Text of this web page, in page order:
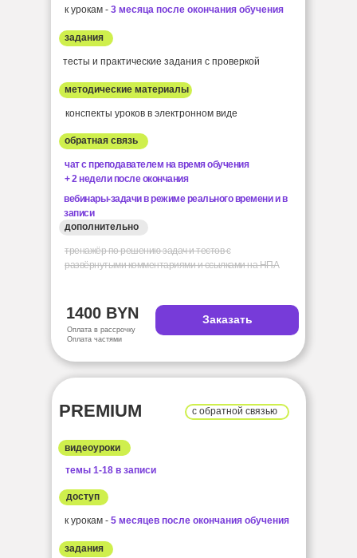
к урокам - 3 месяца после окончания обучения
задания
тесты и практические задания c проверкой
конспекты уроков в электронном виде
методические материалы
обратная связь
чат с преподавателем на время обучения
+ 2 недели после окончания
тренажёр по решению задач и тестов с
развёрнутыми комментариями и ссылками на НПА
дополнительно
Заказать
Оплата в рассрочку
Оплата частями
1400 BYN
вебинары-задачи в режиме реального времени и в
записи
PREMIUM
видеоуроки
темы 1-18 в записи
доступ
к урокам - 5 месяцев после окончания обучения
с обратной связью
задания